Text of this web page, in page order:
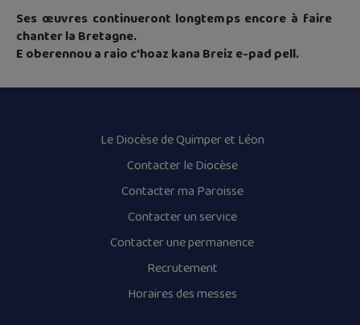
Ses œuvres continueront longtemps encore à faire
chanter la Bretagne.
E oberennou a raio c’hoaz kana Breiz e-pad pell.
Le Diocèse de Quimper et Léon
Contacter le Diocèse
Contacter ma Paroisse
Contacter un service
Contacter une permanence
Recrutement
Horaires des messes